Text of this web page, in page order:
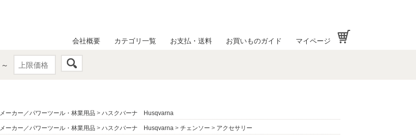
～
会社概要 カテゴリ一覧 お支払・送料 お買いものガイド マイページ
メーカー／パワーツール・林業用品 > ハスクバーナ Husqvarna
メーカー／パワーツール・林業用品 > ハスクバーナ Husqvarna > チェンソー > アクセサリー